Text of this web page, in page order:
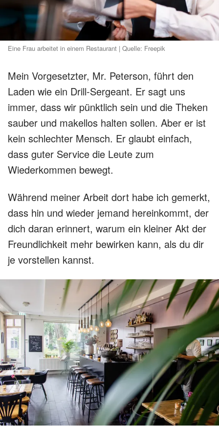
Eine Frau arbeitet in einem Restaurant | Quelle: Freepik
Mein Vorgesetzter, Mr. Peterson, führt den
Laden wie ein Drill-Sergeant. Er sagt uns
immer, dass wir pünktlich sein und die Theken
sauber und makellos halten sollen. Aber er ist
kein schlechter Mensch. Er glaubt einfach,
dass guter Service die Leute zum
Wiederkommen bewegt.
Während meiner Arbeit dort habe ich gemerkt,
dass hin und wieder jemand hereinkommt, der
dich daran erinnert, warum ein kleiner Akt der
Freundlichkeit mehr bewirken kann, als du dir
je vorstellen kannst.